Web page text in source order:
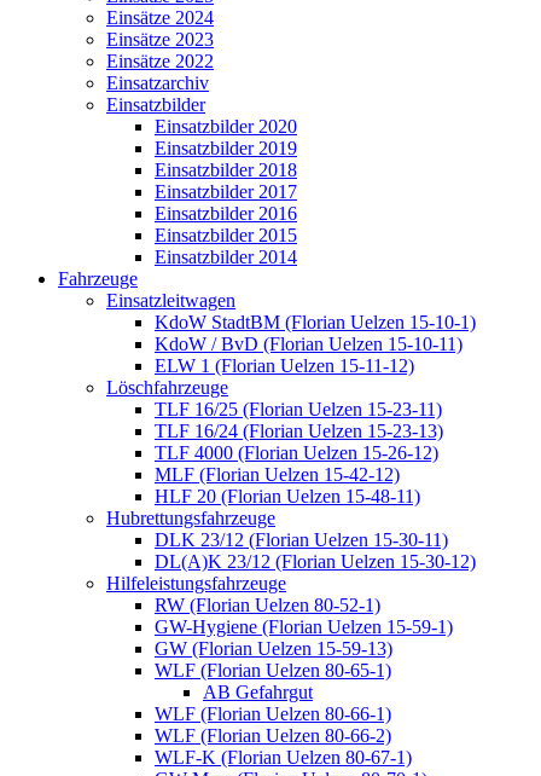
Einsätze 2024
Einsätze 2023
Einsätze 2022
Einsatzarchiv
Einsatzbilder
Einsatzbilder 2020
Einsatzbilder 2019
Einsatzbilder 2018
Einsatzbilder 2017
Einsatzbilder 2016
Einsatzbilder 2015
Einsatzbilder 2014
Fahrzeuge
Einsatzleitwagen
KdoW StadtBM (Florian Uelzen 15-10-1)
KdoW / BvD (Florian Uelzen 15-10-11)
ELW 1 (Florian Uelzen 15-11-12)
Löschfahrzeuge
TLF 16/25 (Florian Uelzen 15-23-11)
TLF 16/24 (Florian Uelzen 15-23-13)
TLF 4000 (Florian Uelzen 15-26-12)
MLF (Florian Uelzen 15-42-12)
HLF 20 (Florian Uelzen 15-48-11)
Hubrettungsfahrzeuge
DLK 23/12 (Florian Uelzen 15-30-11)
DL(A)K 23/12 (Florian Uelzen 15-30-12)
Hilfeleistungsfahrzeuge
RW (Florian Uelzen 80-52-1)
GW-Hygiene (Florian Uelzen 15-59-1)
GW (Florian Uelzen 15-59-13)
WLF (Florian Uelzen 80-65-1)
AB Gefahrgut
WLF (Florian Uelzen 80-66-1)
WLF (Florian Uelzen 80-66-2)
WLF-K (Florian Uelzen 80-67-1)